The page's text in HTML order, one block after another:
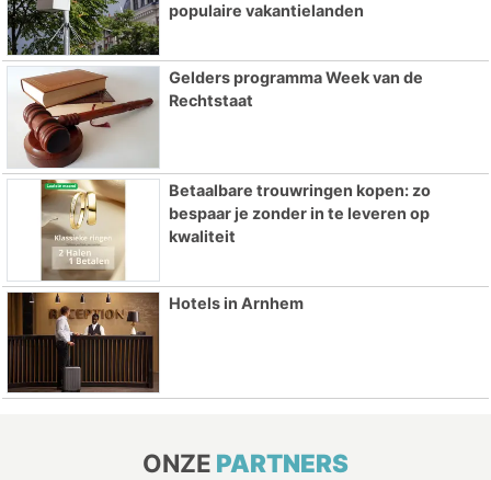
populaire vakantielanden
Gelders programma Week van de
Rechtstaat
Betaalbare trouwringen kopen: zo
bespaar je zonder in te leveren op
kwaliteit
Hotels in Arnhem
ONZE PARTNERS